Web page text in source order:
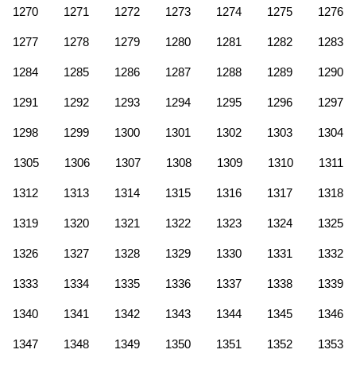
1270 1271 1272 1273 1274 1275 1276
1277 1278 1279 1280 1281 1282 1283
1284 1285 1286 1287 1288 1289 1290
1291 1292 1293 1294 1295 1296 1297
1298 1299 1300 1301 1302 1303 1304
1305 1306 1307 1308 1309 1310 1311
1312 1313 1314 1315 1316 1317 1318
1319 1320 1321 1322 1323 1324 1325
1326 1327 1328 1329 1330 1331 1332
1333 1334 1335 1336 1337 1338 1339
1340 1341 1342 1343 1344 1345 1346
1347 1348 1349 1350 1351 1352 1353